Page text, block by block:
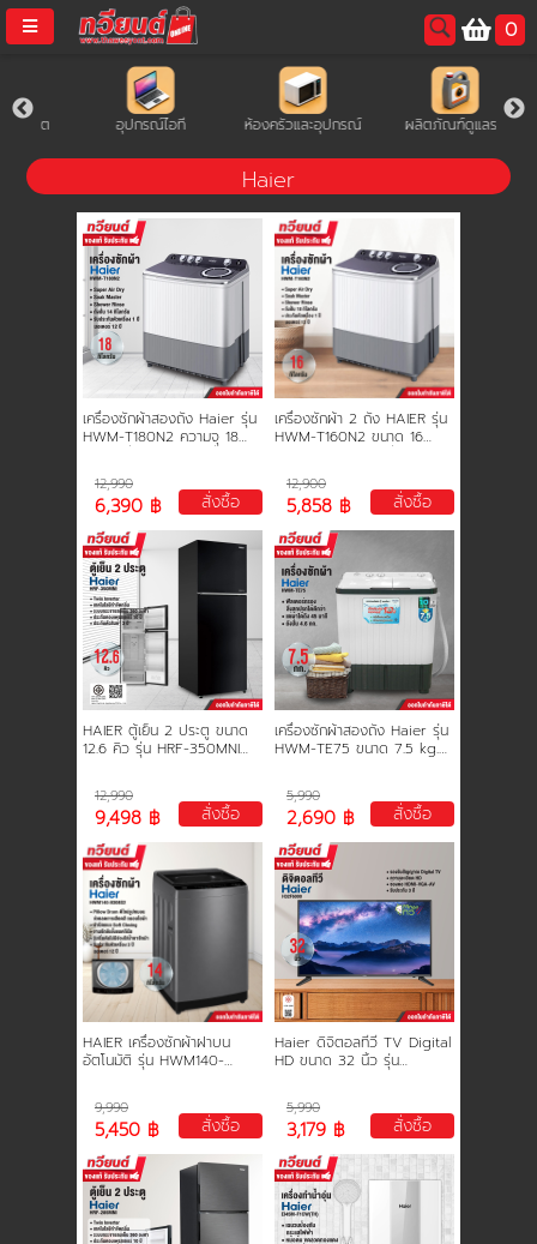
0
อุปกรณ์ไอที ห้องครัวและอุปกรณ์ ผลิตภัณฑ์ดูแลรถ
Haier
เครื่องซักผ้าสองถัง Haier รุ่น
HWM-T180N2 ความจุ 18
12 ปี
12,990
6,390 ฿ สั่งซื้อ
เครื่องซักผ้า 2 ถัง HAIER รุ่น
HWM-T160N2 ขนาด 16
12,900
5,858 ฿ สั่งซื้อ
HAIER ตู้เย็น 2 ประตู ขนาด
12.6 คิว รุ่น HRF-350MNI
12,990
9,498 ฿ สั่งซื้อ
เครื่องซักผ้าสองถัง Haier รุ่น
HWM-TE75 ขนาด 7.5 kg.
5,990
2,690 ฿ สั่งซื้อ
HAIER เครื่องซักผ้าฝาบน
อัตโนมัติ รุ่น HWM140-
ช่องใส่น้ำยาซักผ้า)
9,990
5,450 ฿ สั่งซื้อ
Haier ดิจิตอลทีวี TV Digital
HD ขนาด 32 นิ้ว รุ่น
5,990
3,179 ฿ สั่งซื้อ
username
password
สมัครสมาชิค ลืมรหัสผ่าน?
การซื้อของฉัน
🔥โปรโมชัน🔥
แคตตาล็อค
การชำระเงิน
ขั้นตอนการสั่งซื้อ
คณะกรรมการบริหาร
การคืนเงินและคืนสินค้า
ทวียนต์ 53 สาขา
ผลงานของเรา
สมัครงาน
ข้อกำหนดและเงื่อนไข
นโยบายความเป็นส่วนตัว